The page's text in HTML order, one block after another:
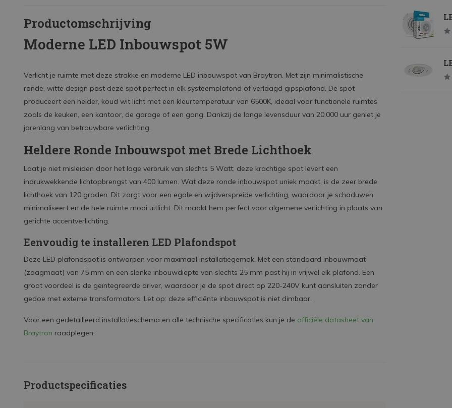
Productomschrijving
Moderne LED Inbouwspot 5W
Verlicht je ruimte met deze strakke en moderne LED inbouwspot van Braytron. Met zijn minimalistische
ronde, witte design past deze spot perfect in elk systeemplafond of verlaagd gipsplafond. De spot
produceert een helder, koud wit licht met een kleurtemperatuur van 6500K, ideaal voor functionele ruimtes
zoals de keuken, een kantoor, de garage of een gang. Dankzij de lange levensduur van 20.000 uur geniet je
jarenlang van betrouwbare verlichting.
Heldere Ronde Inbouwspot met Brede Lichthoek
Laat je niet misleiden door het lage verbruik van slechts 5 Watt; deze krachtige spot levert een
indrukwekkende lichtopbrengst van 400 lumen. Wat deze ronde inbouwspot uniek maakt, is de zeer brede
lichthoek van 120 graden. Dit zorgt voor een egale en wijdverspreide verlichting, waardoor je schaduwen
minimaliseert en de hele ruimte mooi uitlicht. Dit maakt hem perfect voor algemene verlichting in plaats van
gerichte accentverlichting.
Eenvoudig te installeren LED Plafondspot
Deze LED plafondspot is ontworpen voor maximaal installatiegemak. Met een standaard inbouwmaat
(zaagmaat) van 75 mm en een slanke inbouwdiepte van slechts 25 mm past hij in vrijwel elk plafond. Een
groot voordeel is de geïntegreerde driver, waardoor je de spot direct op 220-240V kunt aansluiten zonder
gedoe met externe transformators. Let op: deze efficiënte inbouwspot is niet dimbaar.
Voor een gedetailleerd installatieschema en alle technische specificaties kun je de officiële datasheet van
Braytron raadplegen.
Productspecificaties